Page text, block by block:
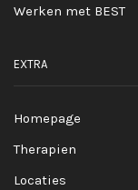
Werken met BEST
EXTRA
Homepage
Therapien
Locaties